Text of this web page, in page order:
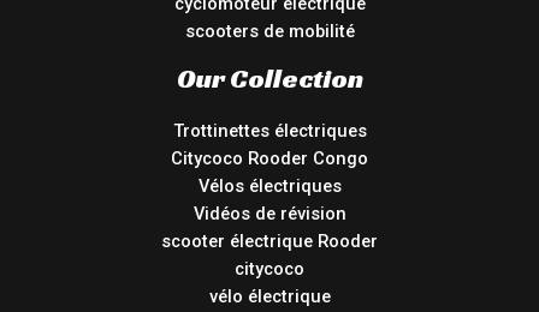
scooters de mobilité
Our Collection
Trottinettes électriques
Citycoco Rooder Congo
Vélos électriques
Vidéos de révision
scooter électrique Rooder
citycoco
vélo électrique